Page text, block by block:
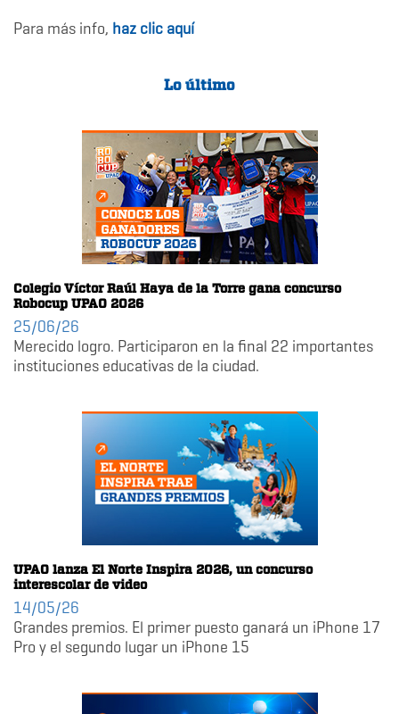
Para más info, haz clic aquí
Lo último
Colegio Víctor Raúl Haya de la Torre gana concurso
Robocup UPAO 2026
25/06/26
Merecido logro. Participaron en la final 22 importantes
instituciones educativas de la ciudad.
UPAO lanza El Norte Inspira 2026, un concurso
interescolar de video
14/05/26
Grandes premios. El primer puesto ganará un iPhone 17
Pro y el segundo lugar un iPhone 15